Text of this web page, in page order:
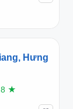
Hưng
★